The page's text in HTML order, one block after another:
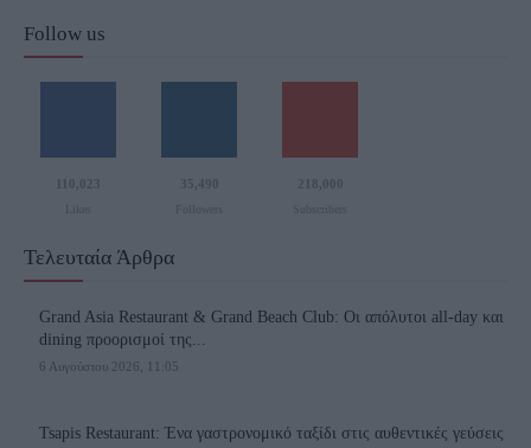
Follow us
110,023 35,490 218,000
Τελευταία Άρθρα
Grand Asia Restaurant & Grand Beach Club: Οι απόλυτοι all-day και
dining προορισμοί της...
6 Αυγούστου 2026, 11:05
Tsapis Restaurant: Ένα γαστρονομικό ταξίδι στις αυθεντικές γεύσεις